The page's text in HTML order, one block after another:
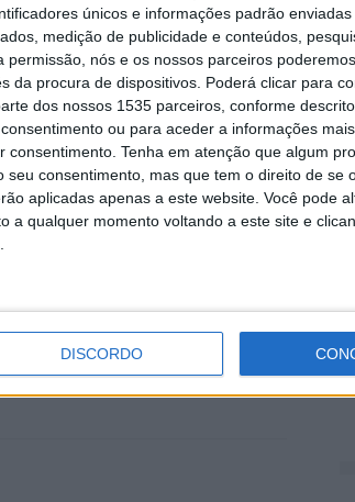
únicos e informações padrão
medição de publicidade e conteúdos,
permissão, nós e os nossos parceiros
da procura de dispositivos. Poderá clicar para
dos nossos 1535 parceiros, conforme
ou para aceder a informações
consentimento. Tenha em atenção que algum
consentimento, mas que tem o direito de se
aplicadas apenas a este website. Você pode
a qualquer momento voltando a este site e
DISCORDO
visitou duas unidades
e Escola Superior de Gestão
e Ana Ferreira apresentaram a
formas adicionais de
internacionais. Para já, o
do East Timor Institute of
a formação incluir um ano
quer em temas essenciais para
nos cursos técnicos superiores
6
6